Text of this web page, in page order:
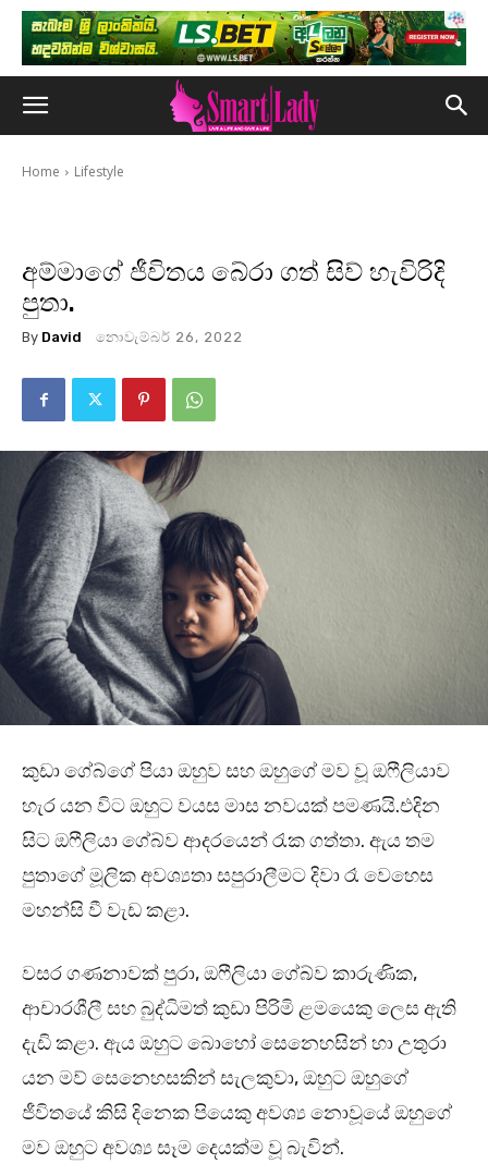
Home Lifestyle
අම්මාගේ ජීවිතය බේරා ගත් සිව් හැවිරිදි
පුතා.
By David නොවැම්බර් 26, 2022
කුඩා ගේබ්ගේ පියා ඔහුව සහ ඔහුගේ මව වූ ඔෆීලියාව
හැර යන විට ඔහුට වයස මාස නවයක් පමණයි.එදින
සිට ඔෆීලියා ගේබ්ව ආදරයෙන් රැක ගත්තා. ඇය තම
පුතාගේ මූලික අවශ්‍යතා සපුරාලීමට දිවා රෑ වෙහෙස
මහන්සි වී වැඩ කළා.
වසර ගණනාවක් පුරා, ඔෆීලියා ගේබ්ව කාරුණික,
ආචාරශීලී සහ බුද්ධිමත් කුඩා පිරිමි ළමයෙකු ලෙස ඇති
දැඩි කළා. ඇය ඔහුට බොහෝ සෙනෙහසින් හා උතුරා
යන මව් සෙනෙහසකින් සැලකුවා, ඔහුට ඔහුගේ
ජීවිතයේ කිසි දිනෙක පියෙකු අවශ්‍ය නොවූයේ ඔහුගේ
මව ඔහුට අවශ්‍ය සෑම දෙයක්ම වූ බැවින්.